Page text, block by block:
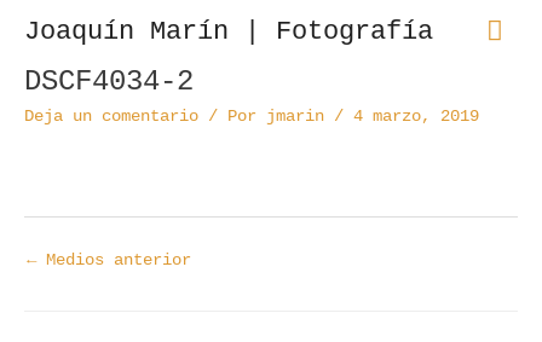
contenido
Joaquín Marín | Fotografía
DSCF4034-2
Deja un comentario / Por jmarin / 4 marzo, 2019
Navegación
de
←Medios anterior